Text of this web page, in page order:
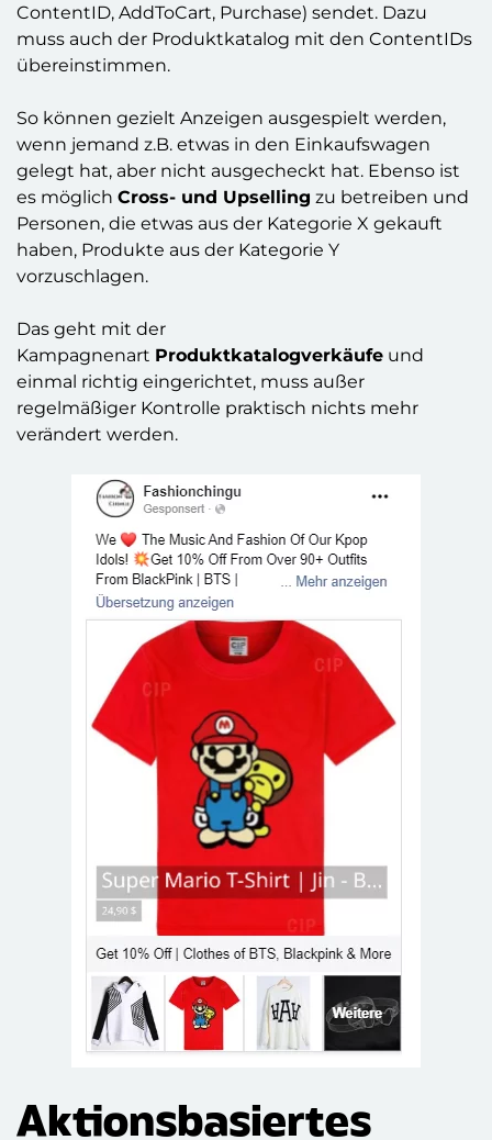
ContentID, AddToCart, Purchase) sendet. Dazu
muss auch der Produktkatalog mit den ContentIDs
übereinstimmen.
So können gezielt Anzeigen ausgespielt werden,
wenn jemand z.B. etwas in den Einkaufswagen
gelegt hat, aber nicht ausgecheckt hat. Ebenso ist
es möglich Cross- und Upselling zu betreiben und
Personen, die etwas aus der Kategorie X gekauft
haben, Produkte aus der Kategorie Y
vorzuschlagen.
Das geht mit der
Kampagnenart Produktkatalogverkäufe und
einmal richtig eingerichtet, muss außer
regelmäßiger Kontrolle praktisch nichts mehr
verändert werden.
Aktionsbasiertes